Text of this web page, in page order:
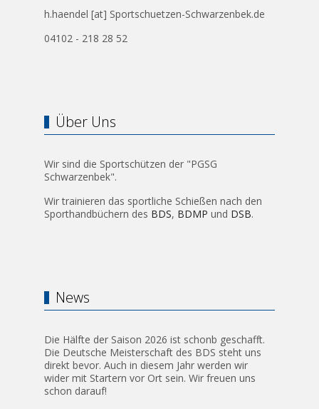
h.haendel [at] Sportschuetzen-Schwarzenbek.de
04102 - 218 28 52
Über Uns
Wir sind die Sportschützen der "PGSG
Schwarzenbek".
Wir trainieren das sportliche Schießen nach den
Sporthandbüchern des BDS, BDMP und DSB.
News
Die Hälfte der Saison 2026 ist schonb geschafft.
Die Deutsche Meisterschaft des BDS steht uns
direkt bevor. Auch in diesem Jahr werden wir
wider mit Startern vor Ort sein. Wir freuen uns
schon darauf!